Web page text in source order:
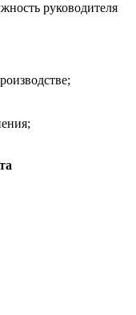
руководителя